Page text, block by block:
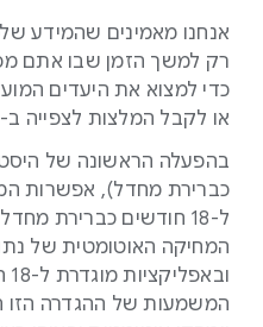
אנחנו מאמינים שהמידע
רק למשך הזמן שבו אתם
או לקבל המלצות לצפייה ב-YouTube.
בהפעלה הראשונה של
כברירת מחדל), אפשרות
ל-18 חודשים כברירת
המחיקה האוטומטית של
המשמעות של ההגדרה הזו